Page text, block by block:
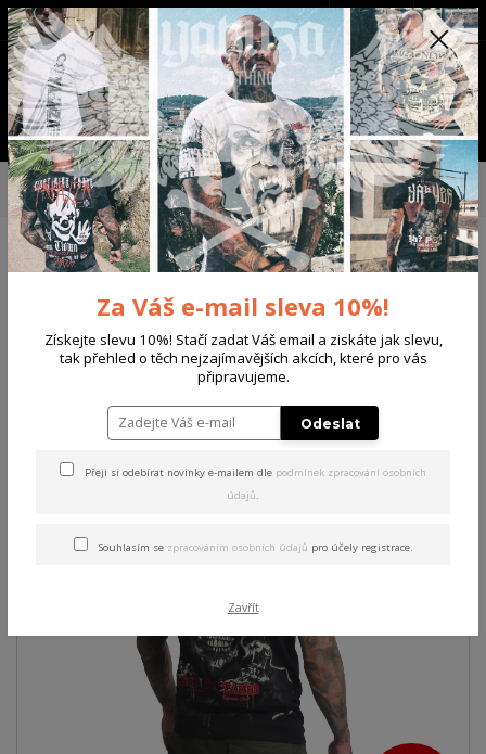
Menu
CZK
+420 702 136 620 (Po-Ne, 8-20 hod.)
0
0 Kč
Úvod PÁNSKÉ TRIKA & TÍLKA
Yakuza pánské tričko As Long Regular
T-Shirt black 5XL
Yakuza pánské tričko As Long
Regular T-Shirt black 5XL
Za Váš e-mail sleva 10%!
Získejte slevu 10%! Stačí zadat Váš email a ziskáte jak slevu,
tak přehled o těch nejzajímavějších akcích, které pro vás
připravujeme.
Odeslat
Přeji si odebírat novinky e-mailem dle podmínek zpracování osobních
údajů.
Souhlasím se zpracováním osobních údajů pro účely registrace.
Zavřít